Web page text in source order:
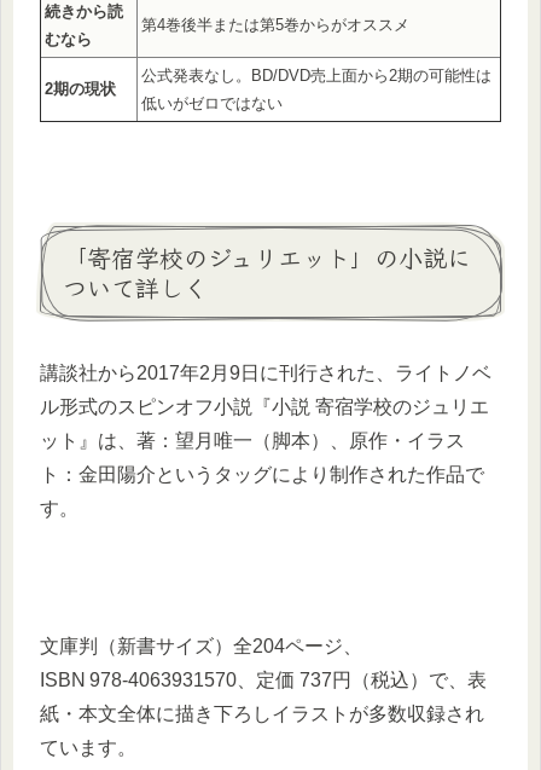
続きから読
むなら
第4巻後半または第5巻からがオススメ
2期の現状
公式発表なし。BD/DVD売上面から2期の可能性は
低いがゼロではない
「寄宿学校のジュリエット」の小説に
ついて詳しく
講談社から2017年2月9日に刊行された、ライトノベ
ル形式のスピンオフ小説『小説 寄宿学校のジュリエ
ット』は、著：望月唯一（脚本）、原作・イラス
ト：金田陽介というタッグにより制作された作品で
す。
文庫判（新書サイズ）全204ページ、
ISBN 978‑4063931570、定価 737円（税込）で、表
紙・本文全体に描き下ろしイラストが多数収録され
ています。